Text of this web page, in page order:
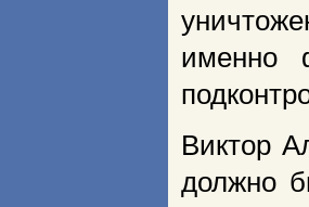
именно
Виктор
должно